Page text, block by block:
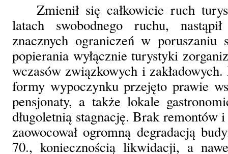
Zmienił się całkowicie ruch
latach swobodnego ruchu,
znacznych ograniczeń w poruszaniu
popierania wyłącznie turystyki
wczasów związkowych i
formy wypoczynku przejęto prawie
pensjonaty, a także lokale
długoletnią stagnację. Brak
zaowocował ogromną degradacją
70., koniecznością likwidacji, a